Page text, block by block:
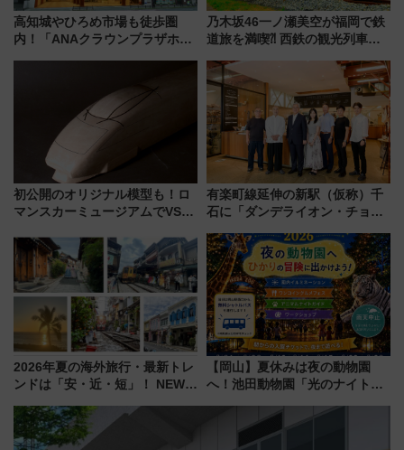
高知城やひろめ市場も徒歩圏
内！「ANAクラウンプラザホテ
乃木坂46一ノ瀬美空が福岡で鉄
道旅を満喫⁈ 西鉄の観光列車
CHIKUGO」で巡る福岡･太宰
府･柳川の旅！YouTubeが公開
に
初公開のオリジナル模型も！ロ
マンスカーミュージアムでVSE
15日スタート
有楽町線延伸の新駅（仮称）千
石に「ダンデライオン・チョコ
1億円出資で挑む新時代のまちづ
くりとは？
2026年夏の海外旅行・最新トレ
ンドは「安・近・短」！ NEWT
渡航先TOP5とは？ 円安時代の
旅行術
【岡山】夏休みは夜の動物園
へ！池田動物園「光のナイトズ